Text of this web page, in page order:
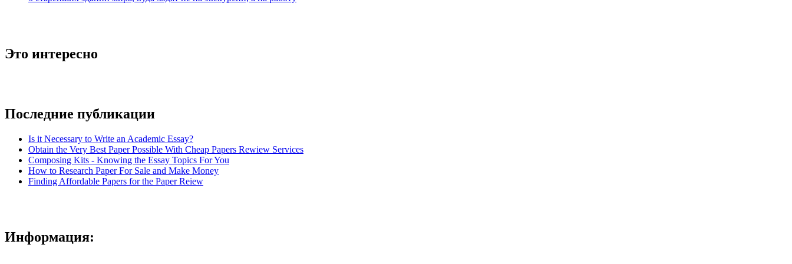
Это интересно
Последние публикации
Is it Necessary to Write an Academic Essay?
Obtain the Very Best Paper Possible With Cheap Papers Rewiew Services
Composing Kits - Knowing the Essay Topics For You
How to Research Paper For Sale and Make Money
Finding Affordable Papers for the Paper Reiew
Информация: